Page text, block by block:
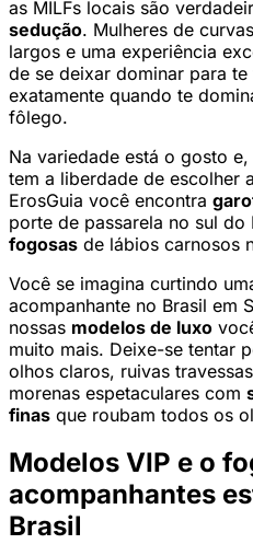
as MILFs locais são
sedução. Mulheres de
largos e uma experiência
de se deixar dominar para
exatamente quando te
fôlego.
Na variedade está o gosto
tem a liberdade de escolher
ErosGuia você encontra
porte de passarela no sul do
fogosas de lábios carnosos
Você se imagina curtindo
acompanhante no Brasil em
nossas modelos de luxo
muito mais. Deixe-se tentar
olhos claros, ruivas
morenas espetaculares com
finas que roubam todos os
Modelos VIP e o
acompanhantes
Brasil